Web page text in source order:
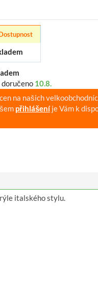
doručeno 10.8.
na našich
přihlášeníje Vám k
italského stylu.